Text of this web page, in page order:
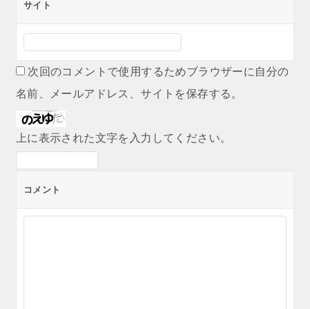
サイト
次回のコメントで使用するためブラウザーに自分の
名前、メールアドレス、サイトを保存する。
上に表示された文字を入力してください。
コメント